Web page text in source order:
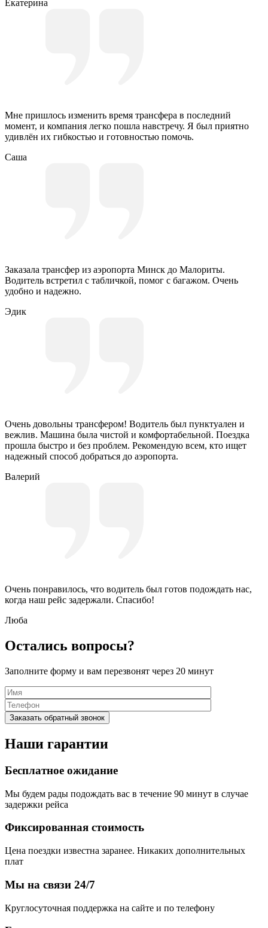
Екатерина
Мне пришлось изменить время трансфера в последний
момент, и компания легко пошла навстречу. Я был приятно
удивлён их гибкостью и готовностью помочь.
Саша
Заказала трансфер из аэропорта Минск до Малориты.
Водитель встретил с табличкой, помог с багажом. Очень
удобно и надежно.
Эдик
Очень довольны трансфером! Водитель был пунктуален и
вежлив. Машина была чистой и комфортабельной. Поездка
прошла быстро и без проблем. Рекомендую всем, кто ищет
надежный способ добраться до аэропорта.
Валерий
Очень понравилось, что водитель был готов подождать нас,
когда наш рейс задержали. Спасибо!
Люба
Остались вопросы?
Заполните форму и вам перезвонят через 20 минут
Наши гарантии
Бесплатное ожидание
Мы будем рады подождать вас в течение 90 минут в случае
задержки рейса
Фиксированная стоимость
Цена поездки известна заранее. Никаких дополнительных
плат
Мы на связи 24/7
Круглосуточная поддержка на сайте и по телефону